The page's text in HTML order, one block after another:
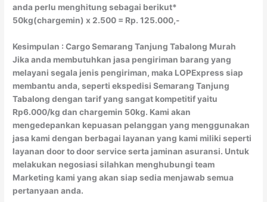
anda perlu menghitung sebagai berikut*
50kg(chargemin) x 2.500 = Rp. 125.000,-
Kesimpulan : Cargo Semarang Tanjung Tabalong Murah
Jika anda membutuhkan jasa pengiriman barang yang
melayani segala jenis pengiriman, maka LOPExpress siap
membantu anda, seperti ekspedisi Semarang Tanjung
Tabalong dengan tarif yang sangat kompetitif yaitu
Rp6.000/kg dan chargemin 50kg. Kami akan
mengedepankan kepuasan pelanggan yang menggunakan
jasa kami dengan berbagai layanan yang kami miliki seperti
layanan door to door service serta jaminan asuransi. Untuk
melakukan negosiasi silahkan menghubungi team
Marketing kami yang akan siap sedia menjawab semua
pertanyaan anda.